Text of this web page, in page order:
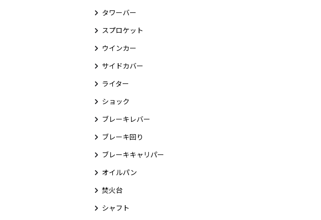
タワーバー
スプロケット
ウインカー
サイドカバー
ライター
ショック
ブレーキレバー
ブレーキ回り
ブレーキキャリパー
オイルパン
焚火台
シャフト